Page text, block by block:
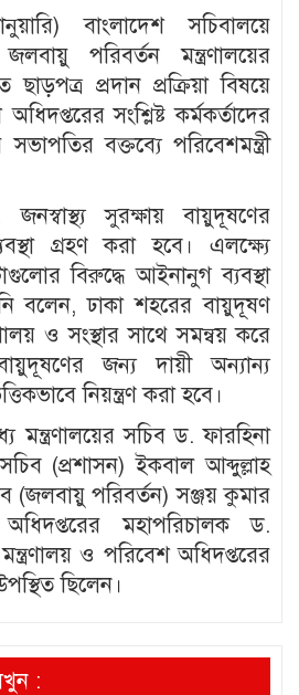
বাংলাদেশ সচিবালয়ে
পরিবর্তন মন্ত্রণালয়ের
প্রদান প্রক্রিয়া বিষয়ে
সংশ্লিষ্ট কর্মকর্তাদের
বক্তব্যে পরিবেশমন্ত্রী
জনস্বাস্থ্য সুরক্ষায় বায়ুদূষণের
গ্রহণ করা হবে। এলক্ষ্যে
বিরুদ্ধে আইনানুগ ব্যবস্থা
বলেন, ঢাকা শহরের বায়ুদূষণ
ও সংস্থার সাথে সমন্বয় করে
জন্য দায়ী অন্যান্য
নিয়ন্ত্রণ করা হবে।
মন্ত্রণালয়ের সচিব ড. ফারহিনা
(প্রশাসন) ইকবাল আব্দুল্লাহ
(জলবায়ু পরিবর্তন) সঞ্জয় কুমার
মহাপরিচালক ড.
ও পরিবেশ অধিদপ্তরের
ছিলেন।
: